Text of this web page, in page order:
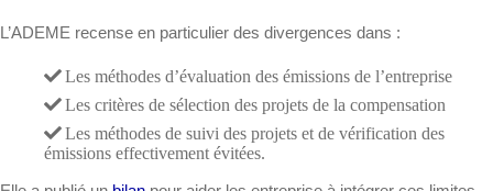
L’ADEME recense en particulier des divergences dans :
Les méthodes d’évaluation des émissions de l’entreprise
Les critères de sélection des projets de la compensation
Les méthodes de suivi des projets et de vérification des
émissions effectivement évitées.